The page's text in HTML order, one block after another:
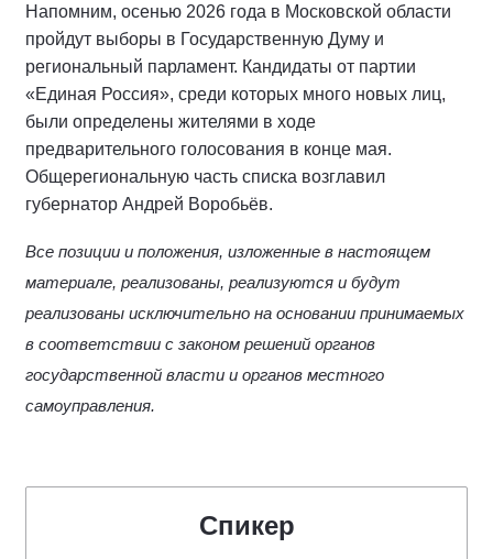
Напомним, осенью 2026 года в Московской области
пройдут выборы в Государственную Думу и
региональный парламент. Кандидаты от партии
«Единая Россия», среди которых много новых лиц,
были определены жителями в ходе
предварительного голосования в конце мая.
Общерегиональную часть списка возглавил
губернатор Андрей Воробьёв.
Все позиции и положения, изложенные в настоящем
материале, реализованы, реализуются и будут
реализованы исключительно на основании принимаемых
в соответствии с законом решений органов
государственной власти и органов местного
самоуправления.
Спикер